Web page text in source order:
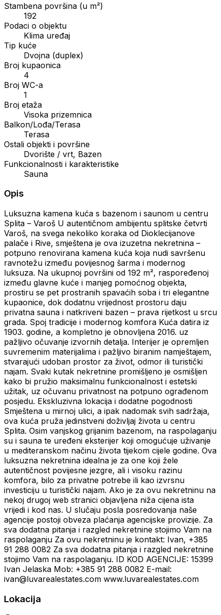
Stambena površina (u m²)
192
Podaci o objektu
Klima uređaj
Tip kuće
Dvojna (duplex)
Broj kupaonica
4
Broj WC-a
1
Broj etaža
Visoka prizemnica
Balkon/Lođa/Terasa
Terasa
Ostali objekti i površine
Dvorište / vrt, Bazen
Funkcionalnosti i karakteristike
Sauna
Opis
Luksuzna kamena kuća s bazenom i saunom u centru
Splita – Varoš U autentičnom ambijentu splitske četvrti
Varoš, na svega nekoliko koraka od Dioklecijanove
palače i Rive, smještena je ova izuzetna nekretnina –
potpuno renovirana kamena kuća koja nudi savršenu
ravnotežu između povijesnog šarma i modernog
luksuza. Na ukupnoj površini od 192 m², raspoređenoj
između glavne kuće i manjeg pomoćnog objekta,
prostiru se pet prostranih spavaćih soba i tri elegantne
kupaonice, dok dodatnu vrijednost prostoru daju
privatna sauna i natkriveni bazen – prava rijetkost u srcu
grada. Spoj tradicije i modernog komfora Kuća datira iz
1903. godine, a kompletno je obnovljena 2016. uz
pažljivo očuvanje izvornih detalja. Interijer je opremljen
suvremenim materijalima i pažljivo biranim namještajem,
stvarajući udoban prostor za život, odmor ili turistički
najam. Svaki kutak nekretnine promišljeno je osmišljen
kako bi pružio maksimalnu funkcionalnost i estetski
užitak, uz očuvanu privatnost na potpuno ograđenom
posjedu. Ekskluzivna lokacija i dodatne pogodnosti
Smještena u mirnoj ulici, a ipak nadomak svih sadržaja,
ova kuća pruža jedinstveni doživljaj života u centru
Splita. Osim vanjskog grijanim bazenom, na raspolaganju
su i sauna te uređeni eksterijer koji omogućuje uživanje
u mediteranskom načinu života tijekom cijele godine. Ova
luksuzna nekretnina idealna je za one koji žele
autentičnost povijesne jezgre, ali i visoku razinu
komfora, bilo za privatne potrebe ili kao izvrsnu
investiciju u turistički najam. Ako je za ovu nekretninu na
nekoj drugoj web stranici objavljena niža cijena ista
vrijedi i kod nas. U slučaju posla posredovanja naše
agencije postoji obveza plaćanja agencijske provizije. Za
sva dodatna pitanja i razgled nekretnine stojimo Vam na
raspolaganju Za ovu nekretninu je kontakt: Ivan, +385
91 288 0082 Za sva dodatna pitanja i razgled nekretnine
stojimo Vam na raspolaganju. ID KOD AGENCIJE: 15399
Ivan Jelaska Mob: +385 91 288 0082 E-mail:
ivan@luvarealestates.com www.luvarealestates.com
Lokacija